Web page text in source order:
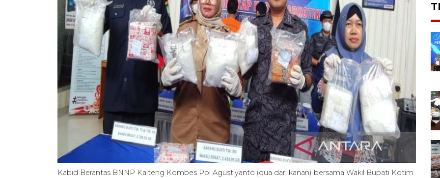
Kabid Berantas BNNP Kalteng Kombes Pol Agustiyanto (dua dari kanan) bersama Wakil Bupati Kotim